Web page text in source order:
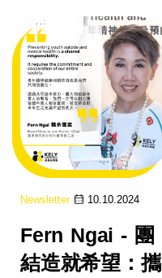
Newsletter 10.10.2024
Fern Ngai - 團
結造就希望：攜